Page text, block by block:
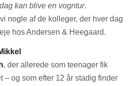
kan blive en vogntur.
nogle af de kolleger, der hver dag
hos Andersen & Heegaard.
, der allerede som teenager fik
– og som efter 12 år stadig finder